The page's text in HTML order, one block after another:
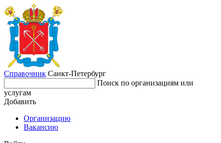
Справочник Санкт-Петербург
Поиск по организациям или
услугам
Добавить
Организацию
Вакансию